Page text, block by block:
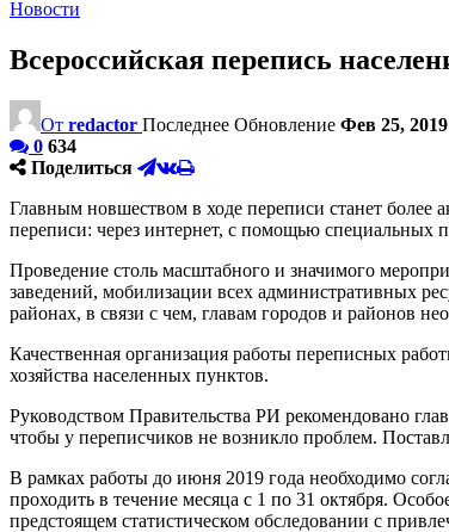
Новости
Всероссийская перепись
От redactor Последнее Обновление Фев 25, 2019
0 634
Поделиться
Главным новшеством в ходе переписи станет
переписи: через интернет, с помощью специальных
Проведение столь масштабного и значимого
заведений, мобилизации всех административных
районах, в связи с чем, главам городов и районов
Качественная организация работы переписных
хозяйства населенных пунктов.
Руководством Правительства РИ рекомендовано
чтобы у переписчиков не возникло проблем.
В рамках работы до июня 2019 года необходимо
проходить в течение месяца с 1 по 31 октября.
предстоящем статистическом обследовании с